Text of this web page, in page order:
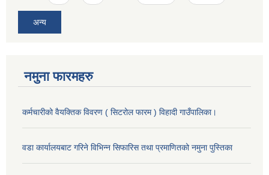
अन्य
नमुना फारमहरु
कर्मचारीको वैयक्तिक विवरण ( सिटरोल फारम ) विहादी गाउँपालिका।
वडा कार्यालयबाट गरिने विभिन्न सिफारिस तथा प्रमाणितको नमुना पुस्तिका